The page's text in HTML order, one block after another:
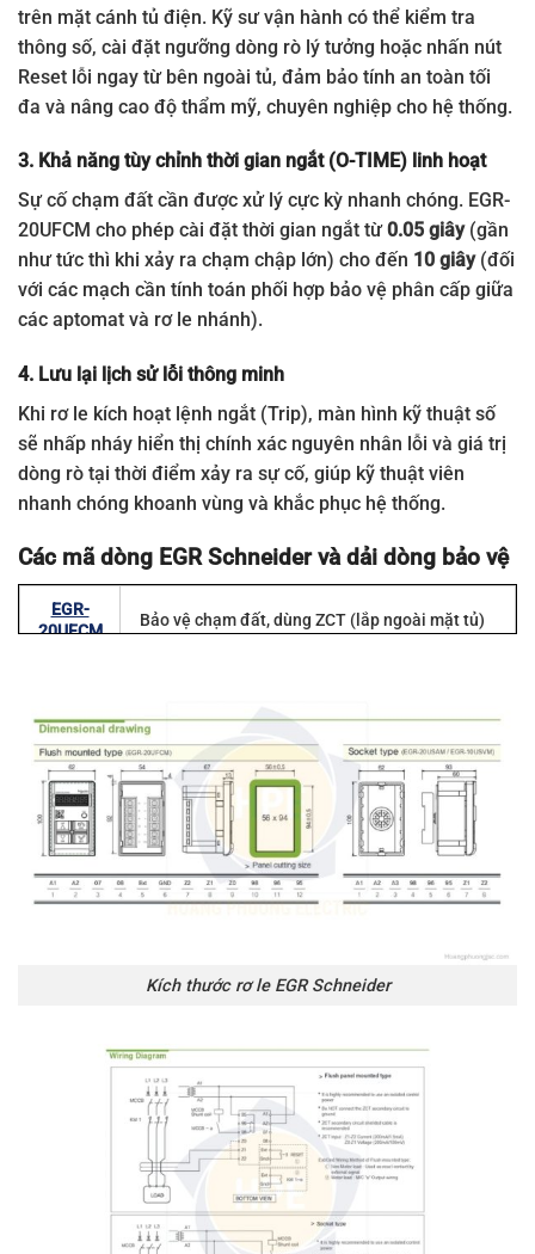
trên mặt cánh tủ điện. Kỹ sư vận hành có thể kiểm tra
thông số, cài đặt ngưỡng dòng rò lý tưởng hoặc nhấn nút
Reset lỗi ngay từ bên ngoài tủ, đảm bảo tính an toàn tối
đa và nâng cao độ thẩm mỹ, chuyên nghiệp cho hệ thống.
3. Khả năng tùy chỉnh thời gian ngắt (O-TIME) linh hoạt
Sự cố chạm đất cần được xử lý cực kỳ nhanh chóng. EGR-
20UFCM cho phép cài đặt thời gian ngắt từ0.05 giây(gần
như tức thì khi xảy ra chạm chập lớn) cho đến 10 giây(đối
với các mạch cần tính toán phối hợp bảo vệ phân cấp giữa
các aptomat và rơ le nhánh).
4. Lưu lại lịch sử lỗi thông minh
Khi rơ le kích hoạt lệnh ngắt (Trip), màn hình kỹ thuật số
sẽ nhấp nháy hiển thị chính xác nguyên nhân lỗi và giá trị
dòng rò tại thời điểm xảy ra sự cố, giúp kỹ thuật viên
nhanh chóng khoanh vùng và khắc phục hệ thống.
Các mã dòng EGR Schneider và dải dòng bảo vệ
EGR-
20UFCM
Bảo vệ chạm đất, dùng ZCT (lắp ngoài mặt tủ)
Kích thước rơ le EGR Schneider